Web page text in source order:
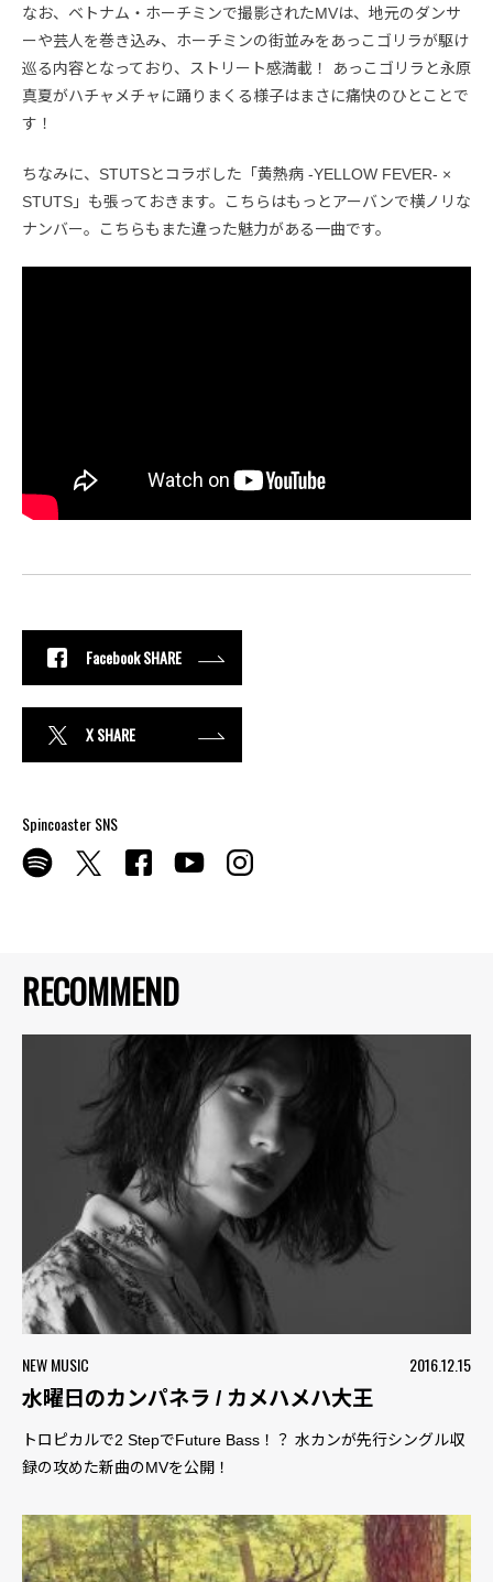
RECOMMEND
NEW MUSIC
2016.12.15
水曜日のカンパネラ / カメハメハ大王
トロピカルで2 StepでFuture Bass！？ 水カンが先行シングル収
録の攻めた新曲のMVを公開！
なお、ベトナム・ホーチミンで撮影されたMVは、地元のダンサ
ーや芸人を巻き込み、ホーチミンの街並みをあっこゴリラが駆け
巡る内容となっており、ストリート感満載！ あっこゴリラと永原
真夏がハチャメチャに踊りまくる様子はまさに痛快のひとことで
す！
ちなみに、STUTSとコラボした「黄熱病 -YELLOW FEVER- ×
STUTS」も張っておきます。こちらはもっとアーバンで横ノリな
ナンバー。こちらもまた違った魅力がある一曲です。
Facebook SHARE
X SHARE
Spincoaster SNS